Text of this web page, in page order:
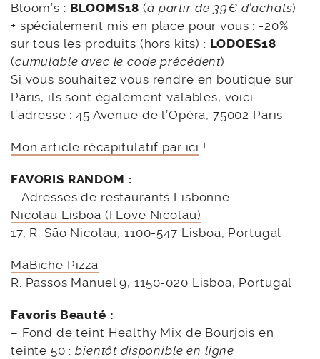
Bloom’s : BLOOMS18 (à partir de 39€ d’achats)
+ spécialement mis en place pour vous : -20%
sur tous les produits (hors kits) : LODOES18
(cumulable avec le code précédent)
Si vous souhaitez vous rendre en boutique sur
Paris, ils sont également valables, voici
l’adresse : 45 Avenue de l’Opéra, 75002 Paris
Mon article récapitulatif par ici !
FAVORIS RANDOM :
– Adresses de restaurants Lisbonne :
Nicolau Lisboa (I Love Nicolau)
17, R. São Nicolau, 1100-547 Lisboa, Portugal
MaBiche Pizza
R. Passos Manuel 9, 1150-020 Lisboa, Portugal
Favoris Beauté :
– Fond de teint Healthy Mix de Bourjois en
teinte 50 :bientôt disponible en ligne